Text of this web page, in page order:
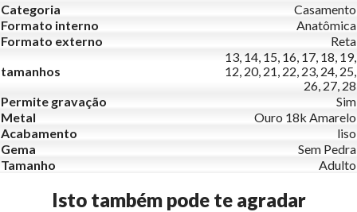
Categoria
Casamento
Formato interno
Anatômica
Formato externo
Reta
tamanhos
13, 14, 15, 16, 17, 18, 19,
12, 20, 21, 22, 23, 24, 25,
26, 27, 28
Permite gravação
Sim
Metal
Ouro 18k Amarelo
Acabamento
liso
Gema
Sem Pedra
Tamanho
Adulto
Isto também pode te agradar